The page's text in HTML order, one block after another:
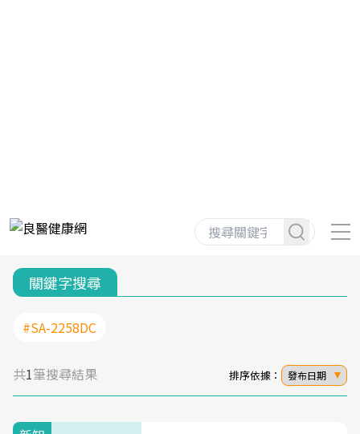
關鍵字搜尋
#SA-2258DC
共1筆搜尋結果 排序依據： 發布日期